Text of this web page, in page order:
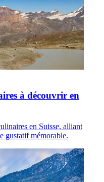
à découvrir en
en Suisse, alliant
gustatif mémorable.